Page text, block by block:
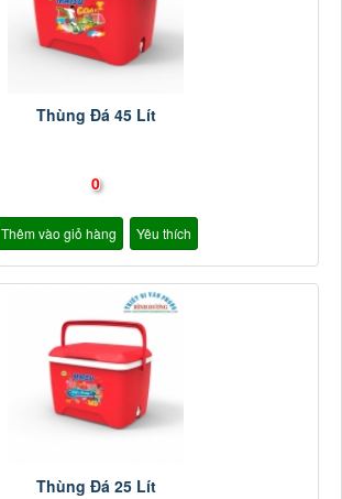
Thùng Đá 45 Lít
0
Thêm vào giỏ hàng Yêu thích
Thùng Đá 25 Lít